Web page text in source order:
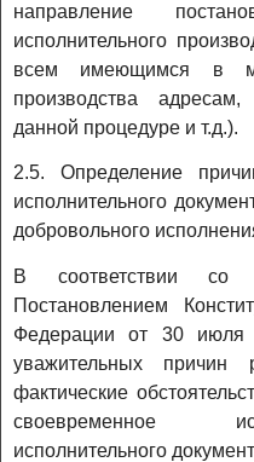
направление
исполнительного
всем имеющимся в
производства
данной процедуре и т.д.).
2.5. Определение
исполнительного
добровольного
В соответствии
Постановлением
Федерации от 30
уважительных причин
фактические
своевременное
исполнительного